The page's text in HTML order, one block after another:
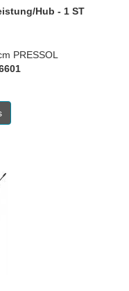
Hub - 1 ST
PRESSOL